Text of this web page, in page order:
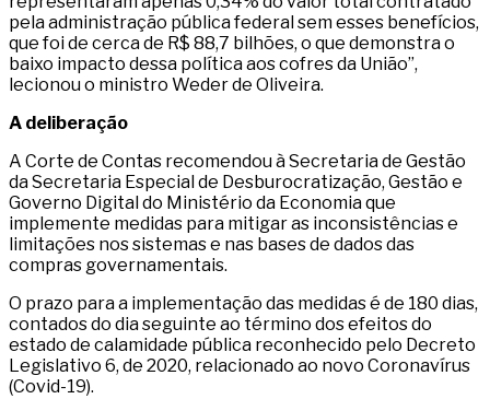
pela administração pública federal sem esses benefícios,
que foi de cerca de R$ 88,7 bilhões, o que demonstra o
baixo impacto dessa política aos cofres da União”,
lecionou o ministro Weder de Oliveira.
A deliberação
A Corte de Contas recomendou à Secretaria de Gestão
da Secretaria Especial de Desburocratização, Gestão e
Governo Digital do Ministério da Economia que
implemente medidas para mitigar as inconsistências e
limitações nos sistemas e nas bases de dados das
compras governamentais.
O prazo para a implementação das medidas é de 180 dias,
contados do dia seguinte ao término dos efeitos do
estado de calamidade pública reconhecido pelo Decreto
Legislativo 6, de 2020, relacionado ao novo Coronavírus
(Covid-19).